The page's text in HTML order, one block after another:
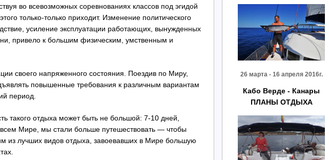
во всевозможных соревнованиях классов под эгидой
только-только приходит. Изменение политического
усиление эксплуатации работающих, вынужденных
привело к большим физическим, умственным и
своего напряженного состояния. Поездив по Миру,
повышенные требования к различным вариантам
период.
такого отдыха может быть не большой: 7-10 дней,
Мире, мы стали больше путешествовать — чтобы
из лучших видов отдыха, завоевавших в Мире большую
26 марта - 16 апреля 2016г.
Кабо Верде - Канары
ПЛАНЫ ОТДЫХА